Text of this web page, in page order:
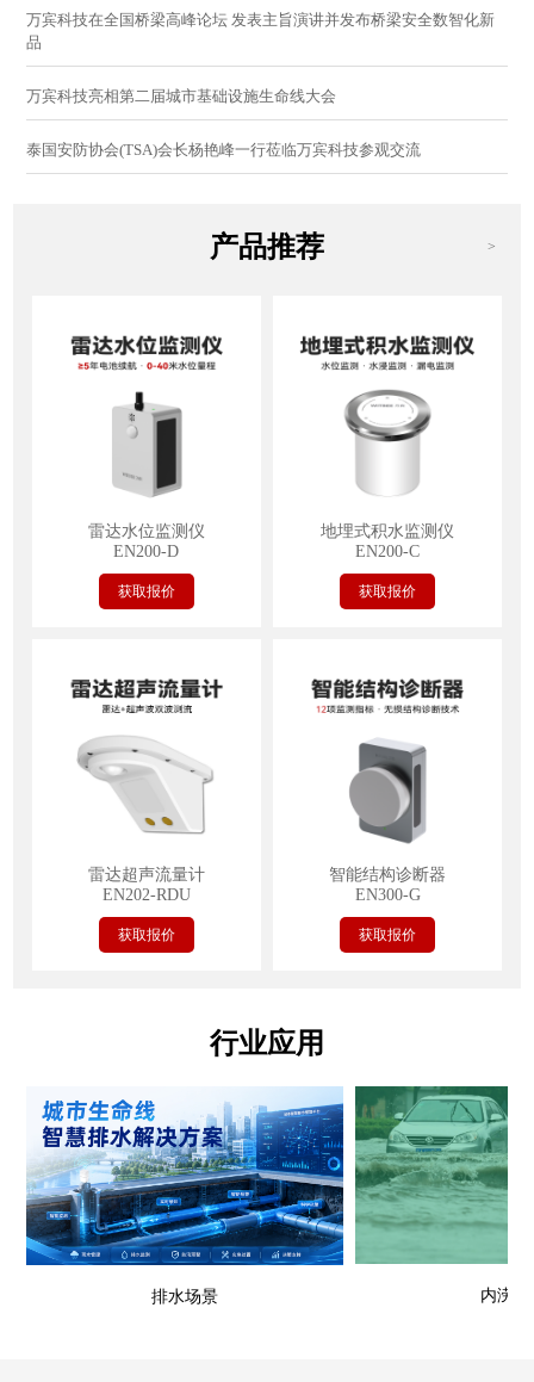
万宾科技在全国桥梁高峰论坛 发表主旨演讲并发布桥梁安全数智化新
品
万宾科技亮相第二届城市基础设施生命线大会
泰国安防协会(TSA)会长杨艳峰一行莅临万宾科技参观交流
产品推荐 >
雷达水位监测仪
EN200-D
获取报价
地埋式积水监测仪
EN200-C
获取报价
雷达超声流量计
EN202-RDU
获取报价
智能结构诊断器
EN300-G
获取报价
行业应用
排水场景 内涝场